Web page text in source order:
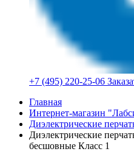
+7 (495) 220-25-06
Главная
Интернет-магазин
Диэлектрические
Диэлектрические
бесшовные Класс 1